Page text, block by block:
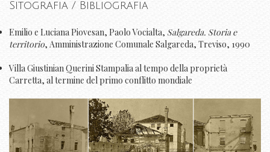
Sitografia / Bibliografia
Emilio e Luciana Piovesan, Paolo Vocialta, Salgareda. Storia e
territorio, Amministrazione Comunale Salgareda, Treviso, 1990
Villa Giustinian Querini Stampalia al tempo della proprietà
Carretta, al termine del primo conflitto mondiale